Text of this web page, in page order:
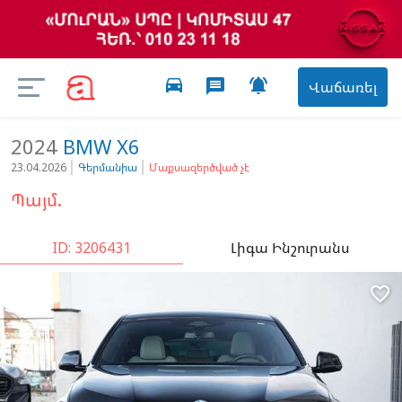
Վաճառել

message
directions_car
2024 BMW X6
23.04.2026 Գերմանիա Մաքսազերծված չէ
Պայմ.
ID: 3206431 Լիգա Ինշուրանս
favorite_border